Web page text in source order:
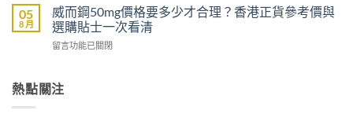
方，
香
港
真
實
Sidegra、
VI[DK]
保
鑽〉
裡
買
先
安
港
威
壯
效
果
香
05
8 月
威而鋼50mg價格要多少才合理？香港正貨參考價與
選購貼士一次看清
在
鋼
50mg
留言功能已關閉
熱點關注